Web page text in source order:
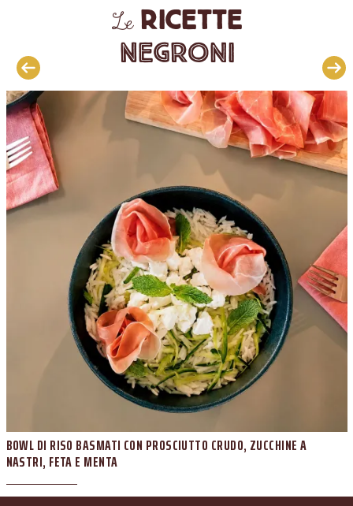
Lericette
Negroni
BOWL DI RISO BASMATI CON PROSCIUTTO CRUDO, ZUCCHINE A
NASTRI, FETA E MENTA